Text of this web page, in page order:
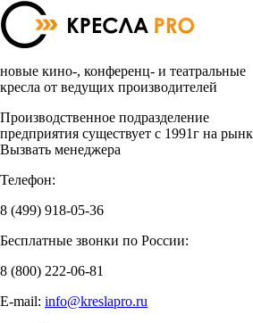
новые кино-, конференц- и театральные
кресла от ведущих производителей
Производственное подразделение
предприятия существует с 1991г на
Вызвать менеджера
Телефон:
8 (499) 918-05-36
Бесплатные звонки по России:
8 (800) 222-06-81
E-mail: info@kreslapro.ru